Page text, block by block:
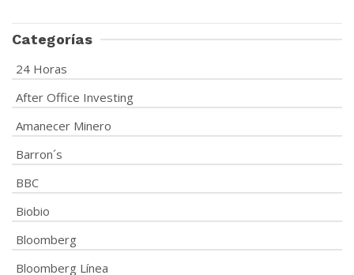
Categorías
24 Horas
After Office Investing
Amanecer Minero
Barron´s
BBC
Biobio
Bloomberg
Bloomberg Línea